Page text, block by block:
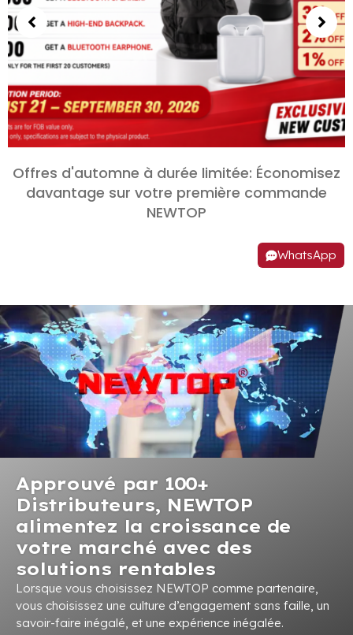
Offres d'automne à durée limitée: Économisez
davantage sur votre première commande
NEWTOP
Approuvé par 100+
Distributeurs, NEWTOP
alimentez la croissance de
votre marché avec des
solutions rentables
Lorsque vous choisissez NEWTOP comme partenaire,
vous choisissez une culture d’engagement sans faille, un
savoir-faire inégalé, et une expérience inégalée.
WhatsApp